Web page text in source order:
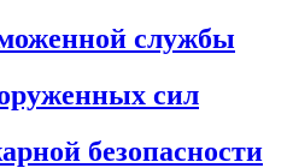
службы
сил
безопасности